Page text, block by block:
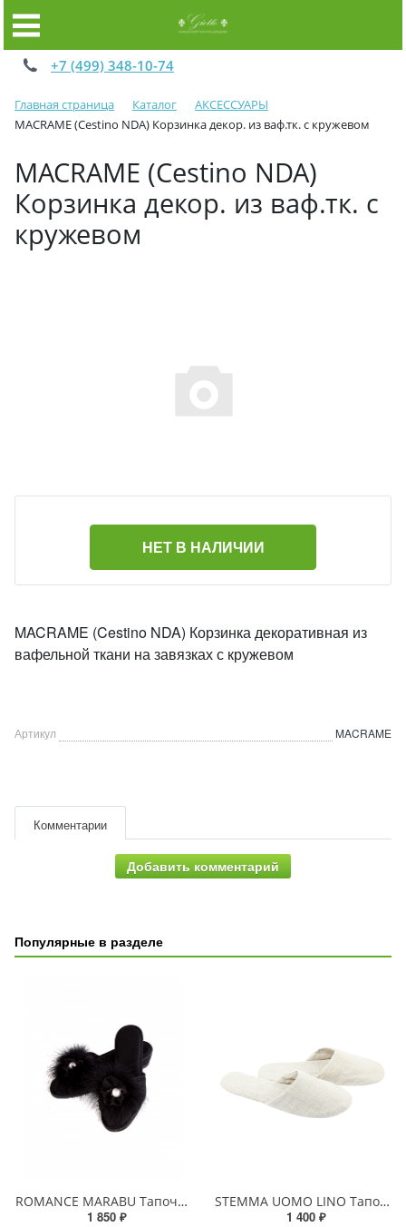
+7 (499) 348-10-74
Главная страница Каталог
АКСЕССУАРЫ
MACRAME (Cestino NDA) Корзинка декор. из ваф.тк. с кружевом
MACRAME (Cestino NDA)
Корзинка декор. из ваф.тк. с
кружевом
НЕТ В НАЛИЧИИ
MACRAME (Cestino NDA) Корзинка декоративная из
вафельной ткани на завязках с кружевом
Артикул MACRAME
Комментарии
Добавить комментарий
Популярные в разделе
ROMANCE MARABU Тапочки женские
1 850 ₽
STEMMA UOMO LINO Тапочки мужские
1 400 ₽